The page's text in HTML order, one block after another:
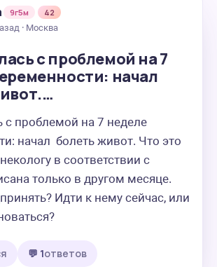
9г5м
42
· Москва
с проблемой на 7
начал
с проблемой на 7 неделе
начал  болеть живот. Что это
в соответствии с
только в другом месяце.
Идти к нему сейчас, или
💬 1ответов